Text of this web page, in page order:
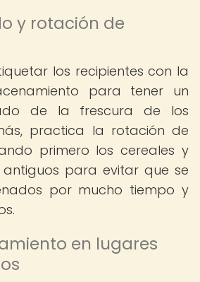
y rotación de
los recipientes con la
para tener un
de la frescura de los
practica la rotación de
primero los cereales y
para evitar que se
por mucho tiempo y
en lugares